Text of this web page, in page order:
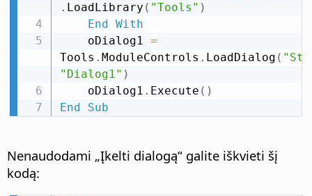
. LoadLibrary ( "Tools" )
End
With
    oDialog1
=
Tools . ModuleControls . LoadDialog (
"Dialog1" )
    oDialog1
. Execute ( )
End
Sub
Nenaudodami „Įkelti dialogą“ galite iškvieti šį
kodą: